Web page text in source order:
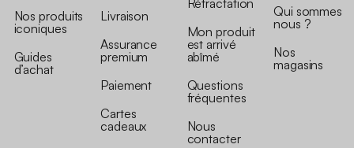
Nos produits
iconiques
Guides
d’achat
Livraison
Assurance
premium
Paiement
Cartes
cadeaux
Rétractation
Mon produit
est arrivé
abîmé
Questions
fréquentes
Nous
contacter
Qui sommes
nous ?
Nos
magasins